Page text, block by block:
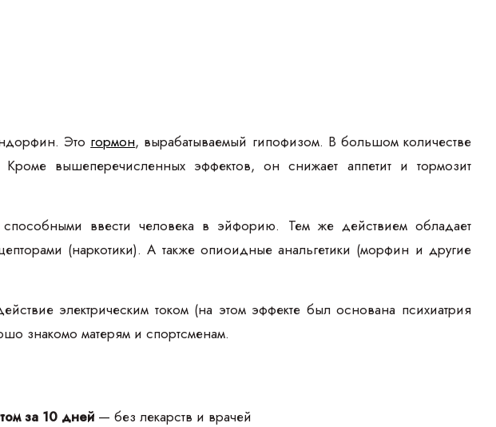
Это гормон, вырабатываемый гипофизом. В большом количестве
вышеперечисленных эффектов, он снижает аппетит и тормозит
ввести человека в эйфорию. Тем же действием обладает
(наркотики). А также опиоидные анальгетики (морфин и другие
электрическим током (на этом эффекте был основана психиатрия
знакомо матерям и спортсменам.
за 10 дней — без лекарств и врачей